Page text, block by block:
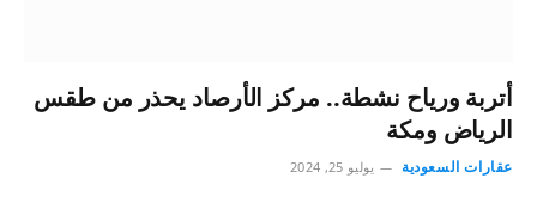
أتربة ورياح نشطة.. مركز الأرصاد يحذر من طقس
الرياض ومكة
عقارات السعودية يوليو 25, 2024